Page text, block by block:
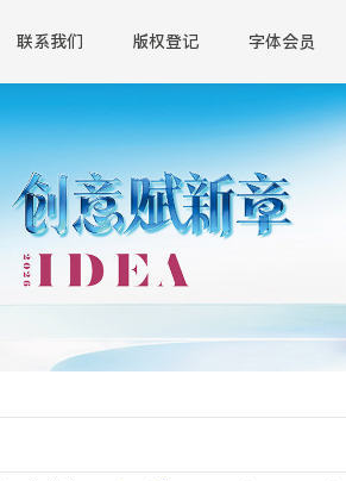
联系我们 版权登记 字体会员